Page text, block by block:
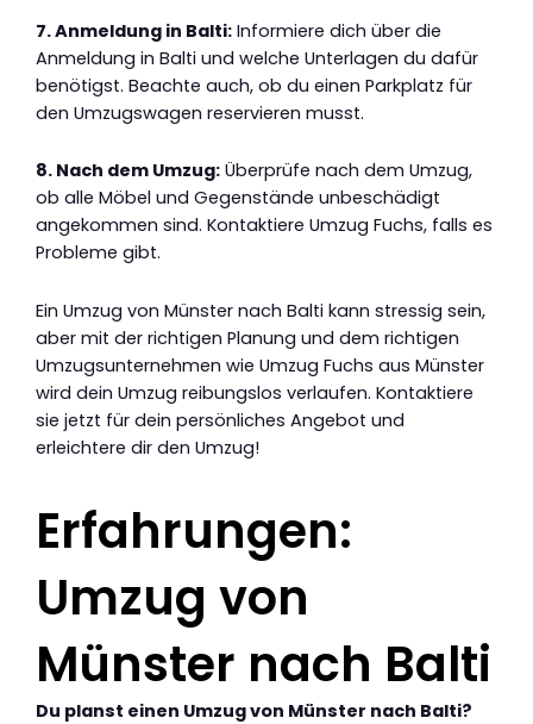
7. Anmeldung in Balti: Informiere dich über die
Anmeldung in Balti und welche Unterlagen du dafür
benötigst. Beachte auch, ob du einen Parkplatz für
den Umzugswagen reservieren musst.
8. Nach dem Umzug: Überprüfe nach dem Umzug,
ob alle Möbel und Gegenstände unbeschädigt
angekommen sind. Kontaktiere Umzug Fuchs, falls es
Probleme gibt.
Ein Umzug von Münster nach Balti kann stressig sein,
aber mit der richtigen Planung und dem richtigen
Umzugsunternehmen wie Umzug Fuchs aus Münster
wird dein Umzug reibungslos verlaufen. Kontaktiere
sie jetzt für dein persönliches Angebot und
erleichtere dir den Umzug!
Erfahrungen:
Umzug von
Münster nach Balti
Du planst einen Umzug von Münster nach Balti?